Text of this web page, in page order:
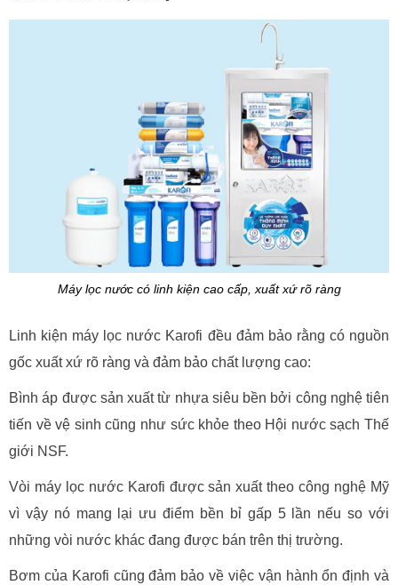
Máy lọc nước có linh kiện cao cấp, xuất xứ rõ ràng
Linh kiện máy lọc nước Karofi đều đảm bảo rằng có nguồn
gốc xuất xứ rõ ràng và đảm bảo chất lượng cao:
Bình áp được sản xuất từ nhựa siêu bền bởi công nghệ tiên
tiến về vệ sinh cũng như sức khỏe theo Hội nước sạch Thế
giới NSF.
Vòi máy lọc nước Karofi được sản xuất theo công nghệ Mỹ
vì vậy nó mang lại ưu điểm bền bỉ gấp 5 lần nếu so với
những vòi nước khác đang được bán trên thị trường.
Bơm của Karofi cũng đảm bảo về việc vận hành ổn định và